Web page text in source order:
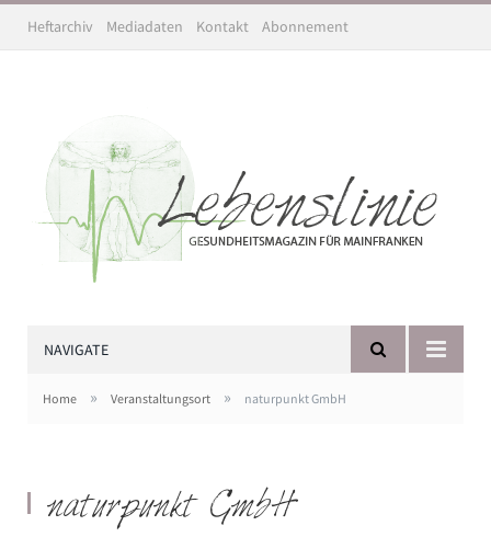
Heftarchiv Mediadaten Kontakt Abonnement
NAVIGATE
Home » Veranstaltungsort » naturpunkt GmbH
naturpunkt GmbH